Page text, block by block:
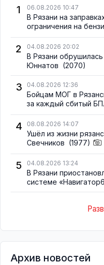
1
06.08.2026 10:47
В Рязани на
ограничения на
2 04.08.2026 20:02
В Рязани
Юннатов (2070)
3 04.08.2026 12:36
Бойцам МОГ в
за каждый сбитый
4 08.08.2026 14:07
Ушёл из жизни
Свечников (1977)
5 04.08.2026 13:24
В Рязани
системе
Архив новостей